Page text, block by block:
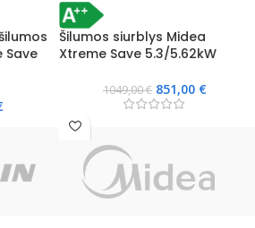
Save
Šilumos siurblys Midea
Xtreme Save 5.3/5.62kW
1049,00€ 851,00 €